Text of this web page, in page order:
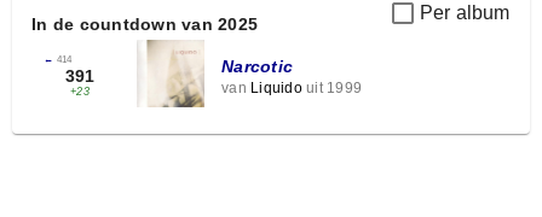
Per album
In de countdown van 2025
← 414
391
+23
Narcotic
van Liquidouit 1999